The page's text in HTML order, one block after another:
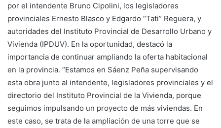
por el intendente Bruno Cipolini, los legisladores
provinciales Ernesto Blasco y Edgardo “Tati” Reguera, y
autoridades del Instituto Provincial de Desarrollo Urbano y
Vivienda (IPDUV). En la oportunidad, destacó la
importancia de continuar ampliando la oferta habitacional
en la provincia. “Estamos en Sáenz Peña supervisando
esta obra junto al intendente, legisladores provinciales y el
directorio del Instituto Provincial de la Vivienda, porque
seguimos impulsando un proyecto de más viviendas. En
este caso, se trata de la ampliación de una torre que se